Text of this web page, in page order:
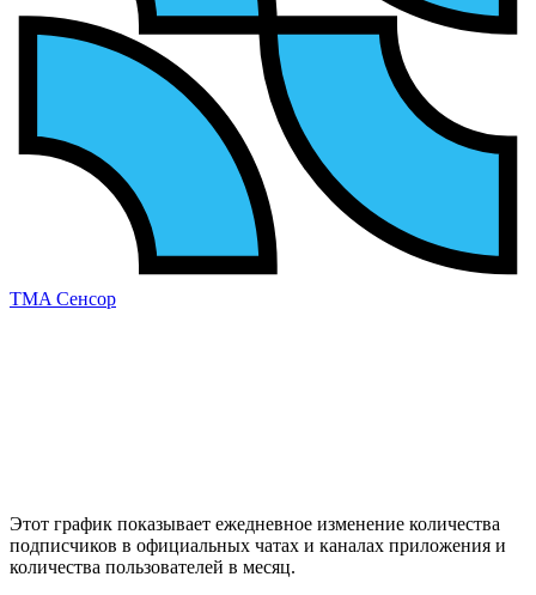
TMA Сенсор
Этот график показывает ежедневное изменение количества
подписчиков в официальных чатах и каналах приложения и
количества пользователей в месяц.